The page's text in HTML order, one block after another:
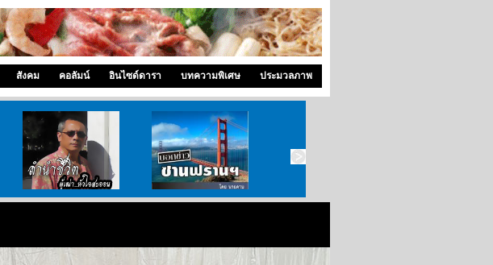
สังคม คอลัมน์ อินไซด์ดารา บทความพิเศษ ประมวลภาพ
ลำนำ..ชีวิต บอกข่าว ซานฟราน ท่องไปใน San Francisco